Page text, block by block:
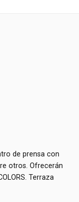
de prensa con
otros. Ofrecerán
Terraza